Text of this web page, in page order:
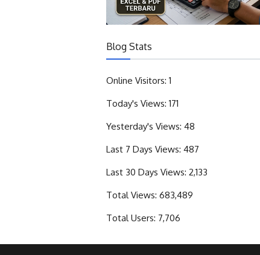
Blog Stats
Online Visitors: 1
Today's Views: 171
Yesterday's Views: 48
Last 7 Days Views: 487
Last 30 Days Views: 2,133
Total Views: 683,489
Total Users: 7,706